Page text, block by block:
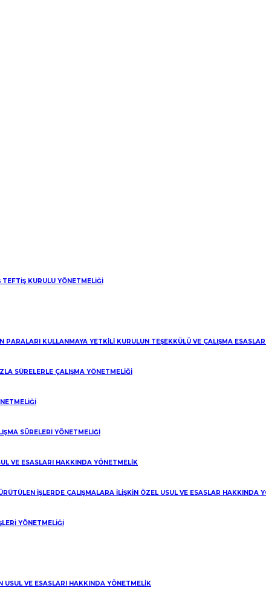
TEFTİŞ KURULU YÖNETMELİĞİ
PARALARI KULLANMAYA YETKİLİ KURULUN TEŞEKKÜLÜ VE ÇALIŞMA
SÜRELERLE ÇALIŞMA YÖNETMELİĞİ
SÜRELERİ YÖNETMELİĞİ
VE ESASLARI HAKKINDA YÖNETMELİK
İŞLERDE ÇALIŞMALARA İLİŞKİN ÖZEL USUL VE ESASLAR HAKKINDA
YÖNETMELİĞİ
USUL VE ESASLARI HAKKINDA YÖNETMELİK